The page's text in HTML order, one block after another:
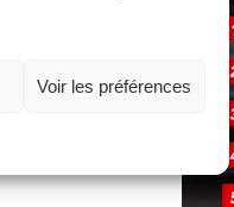
Voir les préférences